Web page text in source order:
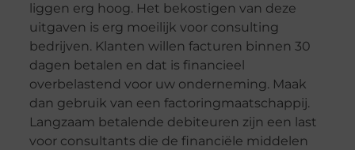
liggen erg hoog. Het bekostigen van deze
uitgaven is erg moeilijk voor consulting
bedrijven. Klanten willen facturen binnen 30
dagen betalen en dat is financieel
overbelastend voor uw onderneming. Maak
dan gebruik van een factoringmaatschappij.
Langzaam betalende debiteuren zijn een last
voor consultants die de financiële middelen